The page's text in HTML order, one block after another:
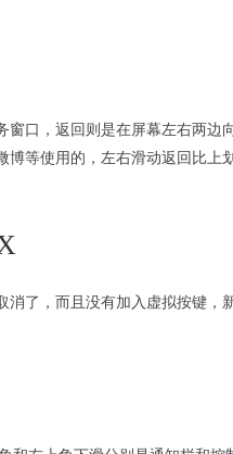
口，返回则是在屏幕左右两边
等使用的，左右滑动返回比上
消了，而且没有加入虚拟按键，